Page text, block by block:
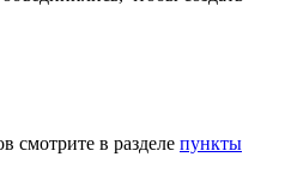
смотрите в разделе пункты